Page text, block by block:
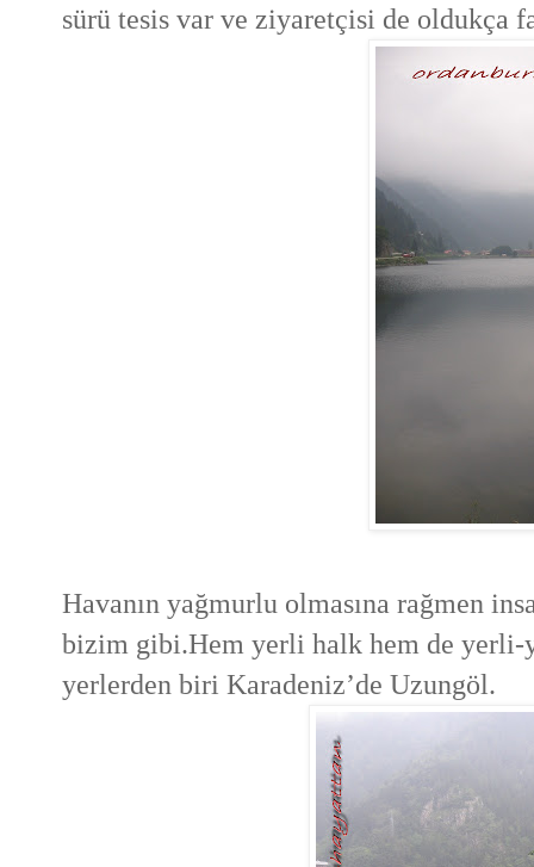
sürü tesis var ve ziyaretçisi de oldukça
Havanın yağmurlu olmasına rağmen
bizim gibi.Hem yerli halk hem de yerli-
yerlerden biri Karadeniz’de Uzungöl.